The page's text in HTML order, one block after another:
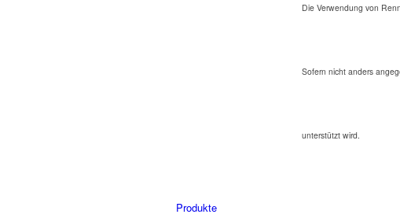
Die Verwendung von
Sofern nicht anders
unterstützt wird.
Produkte